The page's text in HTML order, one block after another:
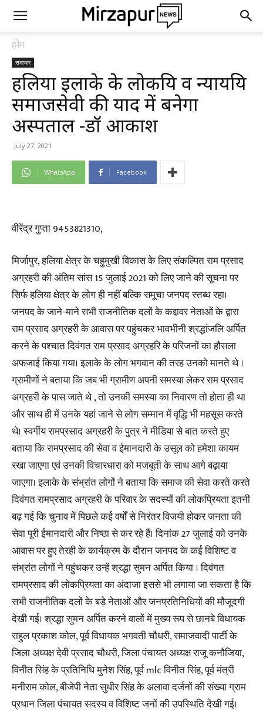
होम
समाचार
हलिया इलाके के लोकप्रिय व न्यायप्रिय
समाजसेवी की याद में बनेगा
अस्पताल -डॉ आकाश
July 27, 2021
WhatsApp Facebook
वीरेंद्र गुप्ता 9453821310,
मिर्जापुर, हलिया क्षेत्र के चहुमुखी विकास के लिए संकल्पित राम प्रसाद
अग्रहरी की अंतिम सांस 15 जुलाई 2021 को लिए जाने की सूचना पर
सिर्फ हलिया क्षेत्र के लोग ही नहीं बल्कि समूचा जनपद स्तब्ध रहा।
जनपद के जाने-माने सभी राजनीतिक दलों के कद्दावर नेताओं के द्वारा
राम प्रसाद अग्रहरी के आवास पर पहुंचकर भावभीनी श्रद्धांजलि अर्पित
करने के पश्चात दिवंगत राम प्रसाद अग्रहरि के परिजनों का हौसला
अफजाई किया गया। इलाके के लोग भगवान की तरह उनको मानते थे ।
ग्रामीणों ने बताया कि जब भी ग्रामीण अपनी समस्या लेकर राम प्रसाद
अग्रहरी के पास जाते थे , तो उनकी समस्या का निवारण तो होता ही था
और साथ ही में उनके यहां जाने से लोग सम्मान में वृद्धि भी महसूस करते
थे। स्वर्गीय रामप्रसाद अग्रहरी के पुत्र ने मीडिया से बात करते हुए
बताया कि रामप्रसाद की सेवा व ईमानदारी के उसूल को हमेशा कायम
रखा जाएगा एवं उनकी विचारधारा को मजबूती के साथ आगे बढ़ाया
जाएगा। इलाके के संभ्रांत लोगों ने बताया कि समाज की सेवा करते करते
दिवंगत रामप्रसाद अग्रहरी के परिवार के सदस्यों की लोकप्रियता इतनी
बढ़ गई कि चुनाव में पिछले कई वर्षों से निरंतर विजयी होकर जनता की
सेवा पूरी ईमानदारी और निष्ठा से कर रहे हैं। दिनांक 27 जुलाई को उनके
आवास पर हुए तेरही के कार्यक्रम के दौरान जनपद के कई विशिष्ट व
संभ्रांत लोगों ने पहुंचकर उन्हें श्रद्धा सुमन अर्पित किया । दिवंगत
रामप्रसाद की लोकप्रियता का अंदाजा इससे भी लगाया जा सकता है कि
सभी राजनीतिक दलों के बड़े नेताओं और जनप्रतिनिधियों की मौजूदगी
देखी गई। श्रद्धा सुमन अर्पित करने वालों में मुख्य रूप से छानबे विधायक
राहुल प्रकाश कोल, पूर्व विधायक भगवती चौधरी, समाजवादी पार्टी के
जिला अध्यक्ष देवी प्रसाद चौधरी, जिला पंचायत अध्यक्ष राजू कनौजिया,
विनीत सिंह के प्रतिनिधि मुनेश सिंह, पूर्व mlc विनीत सिंह, पूर्व मंत्री
मनीराम कोल, बीजेपी नेता सुधीर सिंह के अलावा दर्जनों की संख्या ग्राम
प्रधान जिला पंचायत सदस्य व विशिष्ट जनों की उपस्थिति देखी गई।